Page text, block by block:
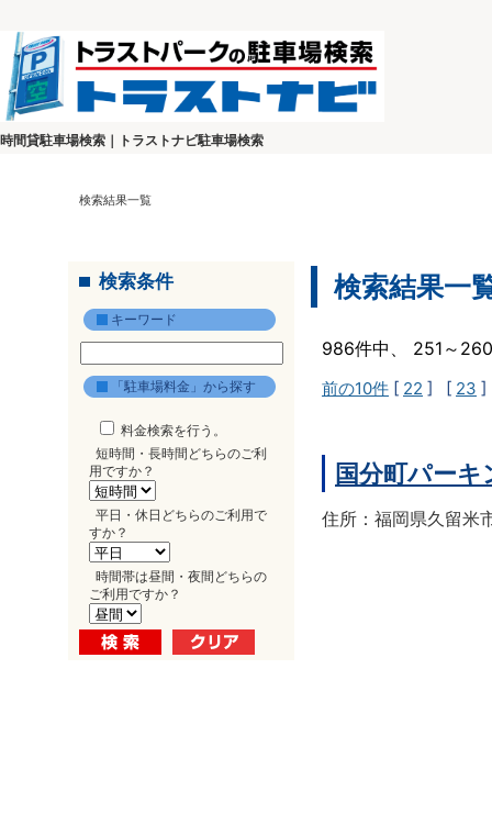
時間貸駐車場検索｜トラストナビ駐車場検索
検索結果一覧
検索条件
キーワード
「駐車場料金」から探す
料金検索を行う。
短時間・長時間どちらのご利
用ですか？
平日・休日どちらのご利用で
すか？
時間帯は昼間・夜間どちらの
ご利用ですか？
検索結果一
986件中、 251～
前の10件 [ 22 ] [ 23
国分町パーキ
住所：福岡県久留米